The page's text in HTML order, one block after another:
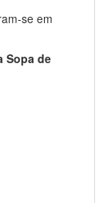
se em
Sopa de